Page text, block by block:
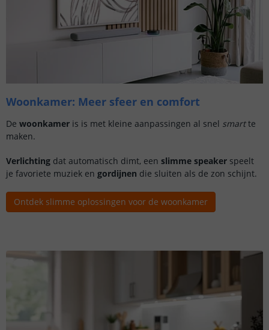
Woonkamer: Meer sfeer en comfort
De woonkamer is is met kleine aanpassingen al snel smartte
maken.
Verlichting dat automatisch dimt, een slimme speaker speelt
je favoriete muziek en gordijnen die sluiten als de zon schijnt.
Ontdek slimme oplossingen voor de woonkamer